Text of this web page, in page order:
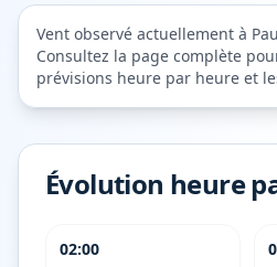
Vent observé actuellement à Pau
Consultez la page complète
prévisions heure par heure et
Évolution heure
02:00